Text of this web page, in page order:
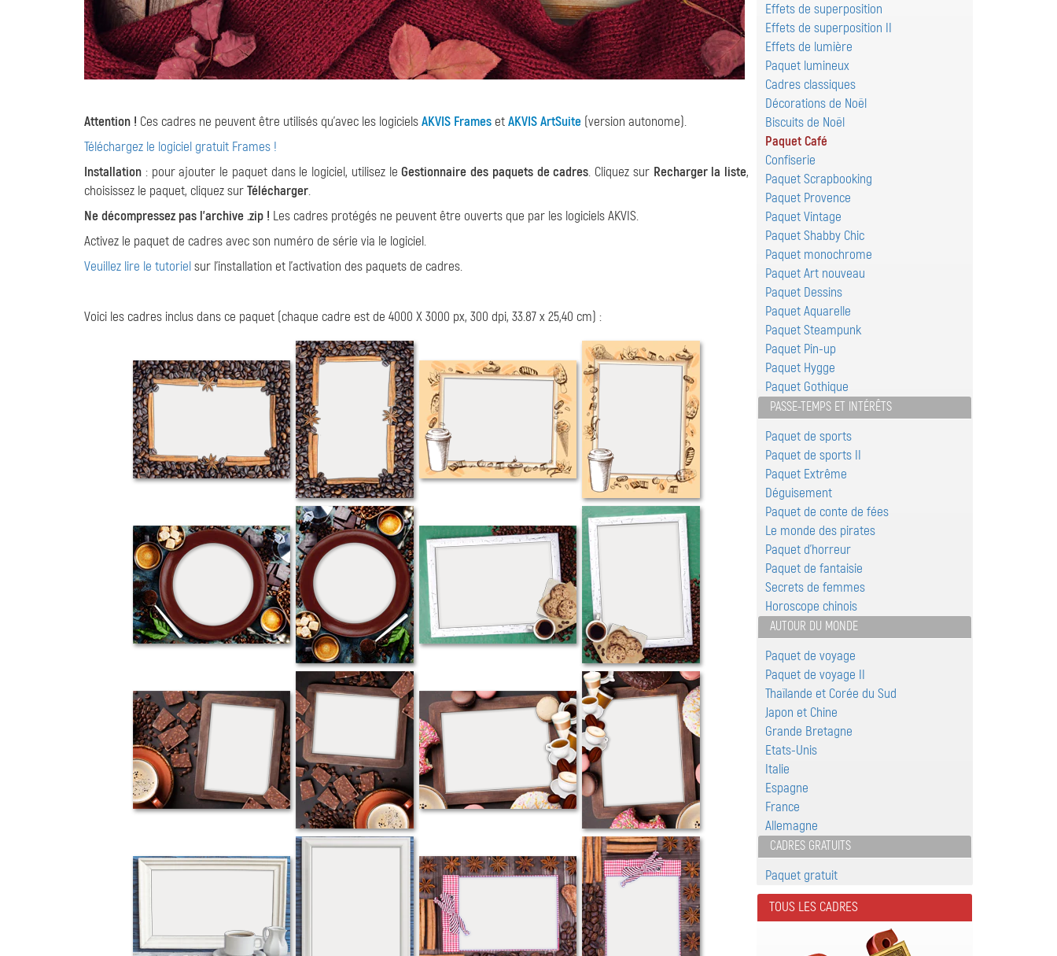
Attention ! Ces cadres ne peuvent être utilisés qu'avec les logicielsAKVIS Frames etAKVIS ArtSuite (version autonome).
Téléchargez le logiciel gratuit Frames !
Installation : pour ajouter le paquet dans le logiciel, utilisez leGestionnaire des paquets de cadres. Cliquez sur Recharger la liste,
choisissez le paquet, cliquez surTélécharger.
Ne décompressez pas l'archive .zip ! Les cadres protégés ne peuvent être ouverts que par les logiciels AKVIS.
Activez le paquet de cadres avec son numéro de série via le logiciel.
Veuillez lire le tutorielsur l'installation et l'activation des paquets de cadres.
Voici les cadres inclus dans ce paquet (chaque cadre est de 4000 X 3000 px, 300 dpi, 33.87 x 25,40 cm) :
Effets de superposition
Effets de superposition II
Effets de lumière
Paquet lumineux
Cadres classiques
Décorations de Noël
Biscuits de Noël
Paquet Café
Confiserie
Paquet Scrapbooking
Paquet Provence
Paquet Vintage
Paquet Shabby Chic
Paquet monochrome
Paquet Art nouveau
Paquet Dessins
Paquet Aquarelle
Paquet Steampunk
Paquet Pin-up
Paquet Hygge
Paquet Gothique
PASSE-TEMPS ET INTÉRÊTS
Paquet de sports
Paquet de sports II
Paquet Extrême
Déguisement
Paquet de conte de fées
Le monde des pirates
Paquet d'horreur
Paquet de fantaisie
Secrets de femmes
Horoscope chinois
AUTOUR DU MONDE
Paquet de voyage
Paquet de voyage II
Thaïlande et Corée du Sud
Japon et Chine
Grande Bretagne
Etats-Unis
Italie
Espagne
France
Allemagne
CADRES GRATUITS
Paquet gratuit
TOUS LES CADRES